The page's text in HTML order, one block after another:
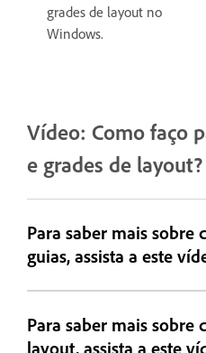
grades de layout no
Windows.
Vídeo: Como faço
e grades de layout?
Para saber mais sobre
guias, assista a este
Para saber mais sobre
layout, assista a este